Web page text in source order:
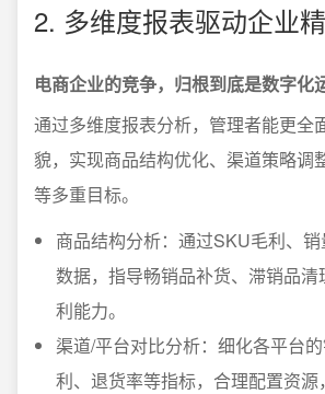
2. 多维度报表驱动企业
电商企业的竞争，归根到底是数字化
通过多维度报表分析，管理者能更全
貌，实现商品结构优化、渠道策略调
等多重目标。
商品结构分析：通过SKU毛利、
数据，指导畅销品补货、滞销品清
利能力。
渠道/平台对比分析：细化各平台
利、退货率等指标，合理配置资